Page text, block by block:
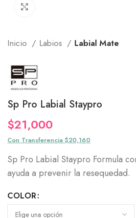
Inicio Labios Labial Mate
Sp Pro Labial Staypro
$21,000
Con Transferencia $20,160
Sp Pro Labial Staypro Formula
ayuda a prevenir la resequedad.
COLOR